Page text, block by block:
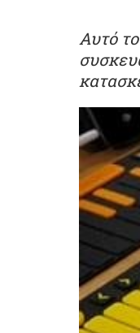
Αυτό